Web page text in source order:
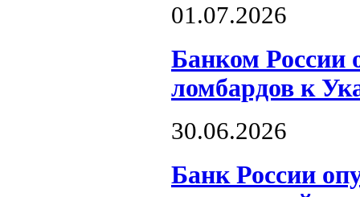
01.07.2026
Банком России
ломбардов к
30.06.2026
Банк России